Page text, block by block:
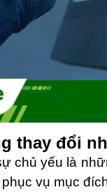
thay đổi
chủ yếu là
vụ mục